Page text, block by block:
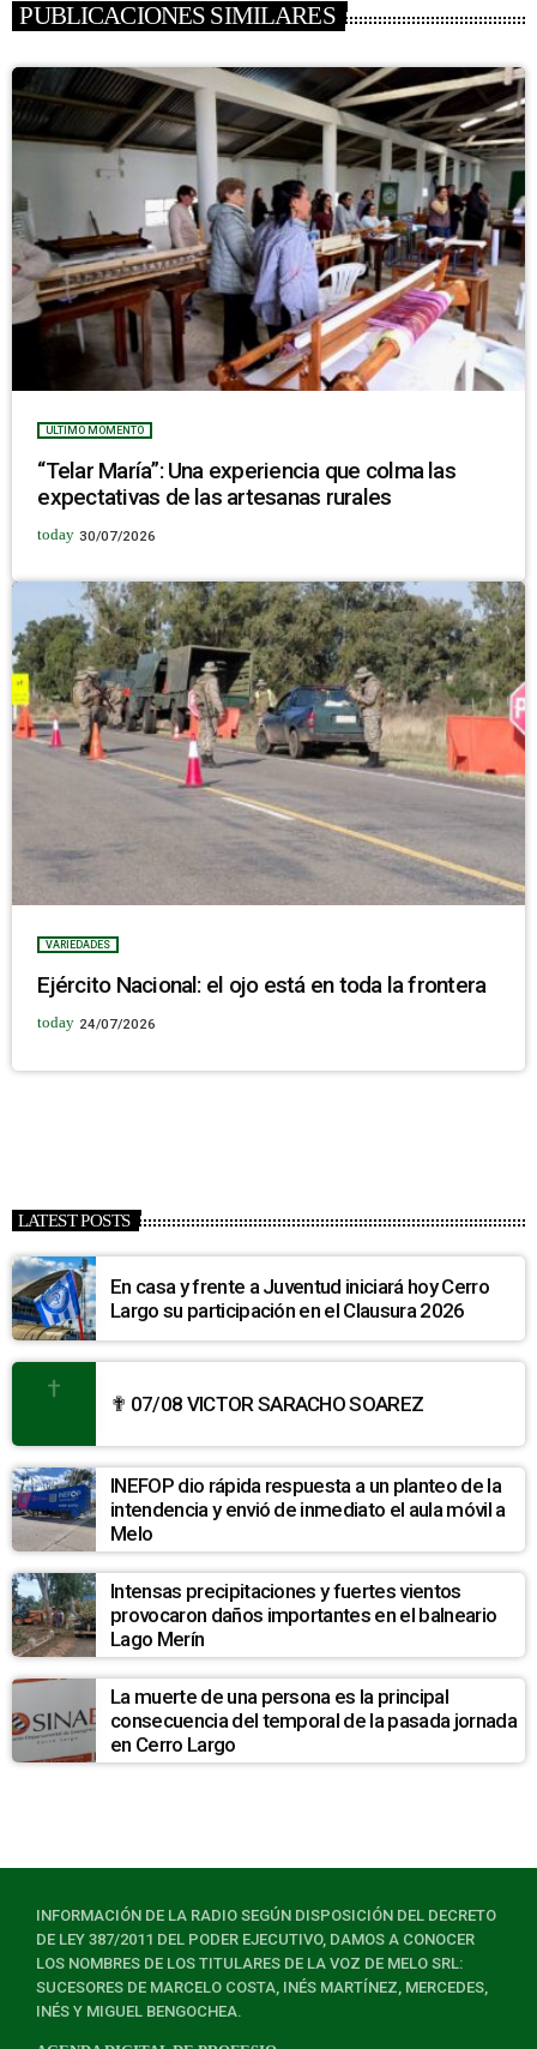
PUBLICACIONES SIMILARES
ULTIMO MOMENTO
“Telar María”: Una experiencia que colma las
expectativas de las artesanas rurales
today 30/07/2026
VARIEDADES
Ejército Nacional: el ojo está en toda la frontera
today 24/07/2026
LATEST POSTS
En casa y frente a Juventud iniciará hoy Cerro
Largo su participación en el Clausura 2026
✟ 07/08 VICTOR SARACHO SOAREZ
INEFOP dio rápida respuesta a un planteo de la
intendencia y envió de inmediato el aula móvil a
Melo
Intensas precipitaciones y fuertes vientos
provocaron daños importantes en el balneario
Lago Merín
La muerte de una persona es la principal
consecuencia del temporal de la pasada jornada
en Cerro Largo
INFORMACIÓN DE LA RADIO SEGÚN DISPOSICIÓN DEL DECRETO
DE LEY 387/2011 DEL PODER EJECUTIVO, DAMOS A CONOCER
LOS NOMBRES DE LOS TITULARES DE LA VOZ DE MELO SRL:
SUCESORES DE MARCELO COSTA, INÉS MARTÍNEZ, MERCEDES,
INÉS Y MIGUEL BENGOCHEA.